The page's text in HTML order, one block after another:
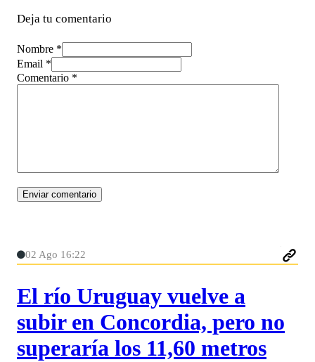
Deja tu comentario
Nombre *
Email *
Comentario *
02 Ago 16:22
El río Uruguay vuelve a
subir en Concordia, pero no
superaría los 11,60 metros